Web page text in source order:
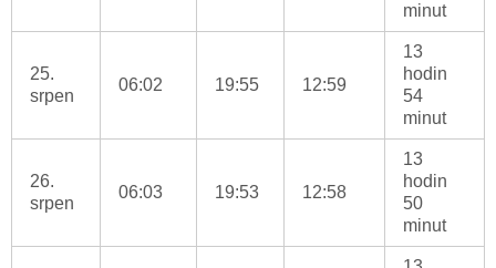
minut
25.
srpen
06:02 19:55 12:59
13
hodin
54
minut
26.
srpen
06:03 19:53 12:58
13
hodin
50
minut